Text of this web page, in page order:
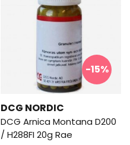
-15%
DCG NORDIC
DCG Arnica Montana D200
/ H288FI 20g Rae